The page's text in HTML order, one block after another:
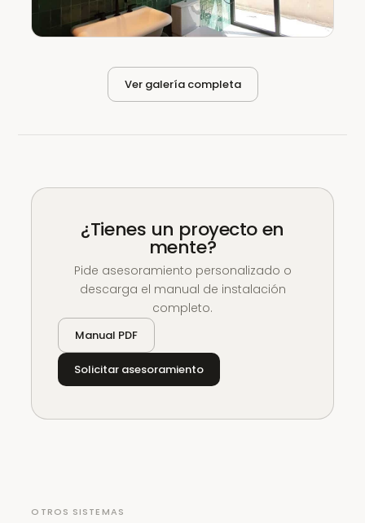
Ver galería completa
¿Tienes un proyecto en
mente?
Pide asesoramiento personalizado o
descarga el manual de instalación
completo.
Manual PDF
Solicitar asesoramiento
OTROS SISTEMAS